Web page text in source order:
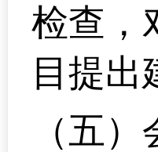
检查，
目提出
（五